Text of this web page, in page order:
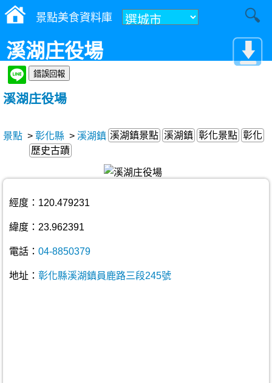
景點美食資料庫
溪湖庄役場
溪湖庄役場
景點 > 彰化縣 > 溪湖鎮 溪湖鎮景點 溪湖鎮 彰化景點 彰化
歷史古蹟
經度：120.479231
緯度：23.962391
電話： 04-8850379
地址： 彰化縣溪湖鎮員鹿路三段245號